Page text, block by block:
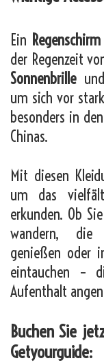
Ein Regenschirm
der Regenzeit
Sonnenbrilleund
um sich vor
besonders in
Chinas.
Mit diesen
um das
erkunden. Ob
wandern, die
genießen oder
eintauchen –
Aufenthalt
Buchen Sie
Getyourguide: